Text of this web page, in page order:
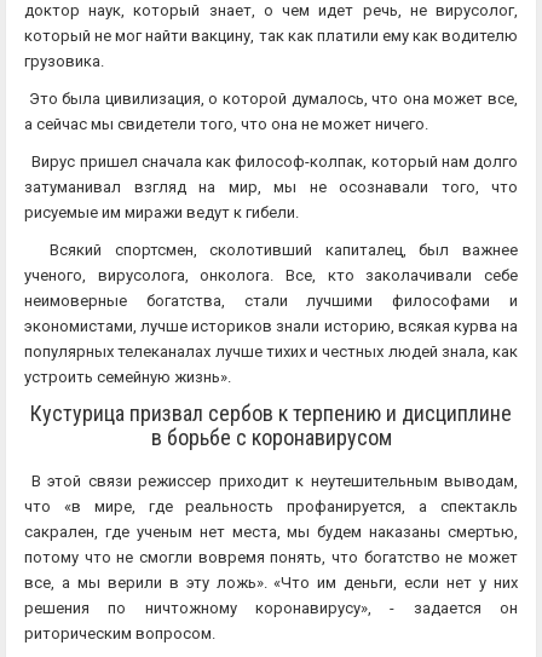
доктор наук, который знает, о чем идет речь, не вирусолог,
который не мог найти вакцину, так как платили ему как водителю
грузовика.
Это была цивилизация, о которой думалось, что она может все,
а сейчас мы свидетели того, что она не может ничего.
Вирус пришел сначала как философ-колпак, который нам долго
затуманивал взгляд на мир, мы не осознавали того, что
рисуемые им миражи ведут к гибели.
Всякий спортсмен, сколотивший капиталец, был важнее
ученого, вирусолога, онколога. Все, кто заколачивали себе
неимоверные богатства, стали лучшими философами и
экономистами, лучше историков знали историю, всякая курва на
популярных телеканалах лучше тихих и честных людей знала, как
устроить семейную жизнь».
Кустурица призвал сербов к терпению и дисциплине
в борьбе с коронавирусом
В этой связи режиссер приходит к неутешительным выводам,
что «в мире, где реальность профанируется, а спектакль
сакрален, где ученым нет места, мы будем наказаны смертью,
потому что не смогли вовремя понять, что богатство не может
все, а мы верили в эту ложь». «Что им деньги, если нет у них
решения по ничтожному коронавирусу», - задается он
риторическим вопросом.